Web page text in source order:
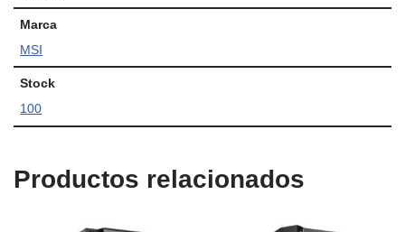
Marca
MSI
Stock
100
Productos relacionados